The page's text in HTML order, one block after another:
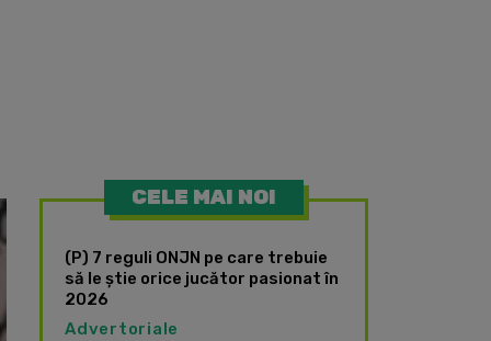
CELE MAI NOI
(P) 7 reguli ONJN pe care trebuie
să le știe orice jucător pasionat în
2026
Advertoriale